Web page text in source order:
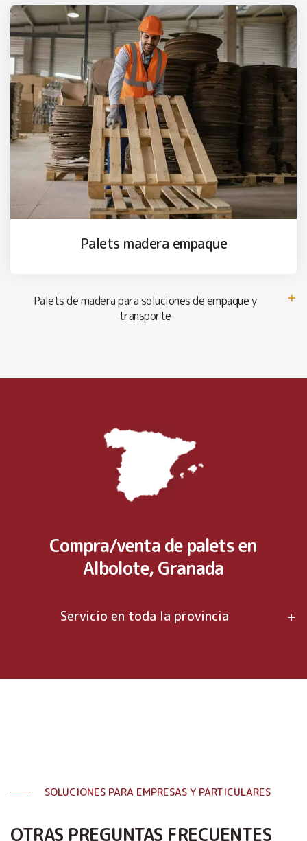
Palets madera empaque
Palets de madera para soluciones de empaque y
transporte
Compra/venta de palets en
Albolote, Granada
Servicio en toda la provincia
SOLUCIONES PARA EMPRESAS Y PARTICULARES
OTRAS PREGUNTAS FRECUENTES